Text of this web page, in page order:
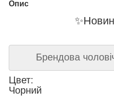
Опис
Брендова
Цвет:
Чорний